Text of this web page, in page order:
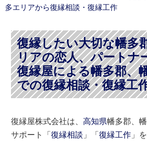
多エリアから復縁相談・復縁工作
復縁したい大切な幡多
リアの恋人、パートナ
復縁屋による幡多郡、
での復縁相談・復縁工
復縁屋株式会社は、高知県幡多郡、
サポート「復縁相談 」「復縁工作 」